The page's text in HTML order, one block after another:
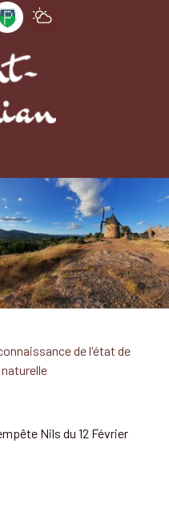
de l'état de
Nils du 12 Février